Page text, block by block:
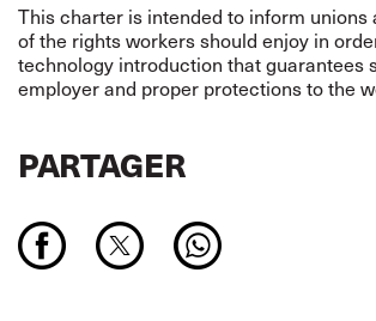
This charter is intended to inform unions
of the rights workers should enjoy in
technology introduction that guarantees
employer and proper protections to the
PARTAGER